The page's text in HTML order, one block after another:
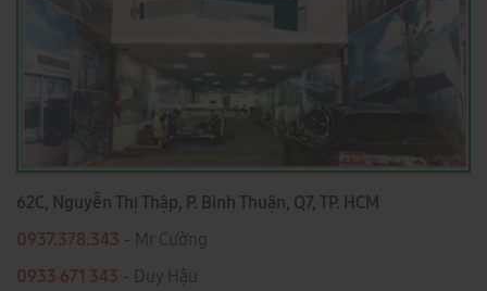
62C, Nguyễn Thị Thập, P. Bình Thuận, Q7, TP. HCM
0937.378.343 - Mr Cường
0933 671 343 - Duy Hậu